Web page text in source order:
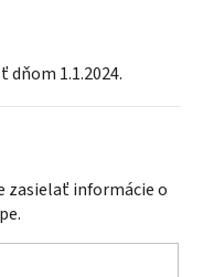
1.1.2024.
zasielať informácie o